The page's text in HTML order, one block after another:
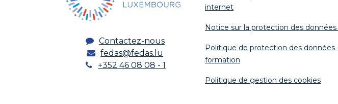
Contactez-nous
fedas@fedas.lu
+352 46 08 08 - 1
internet
Notice sur la protection des données
Politique de protection des données
formation
Politique de gestion des cookies